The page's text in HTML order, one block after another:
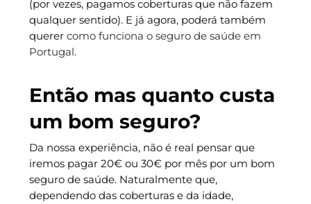
(por vezes, pagamos coberturas que não fazem
qualquer sentido). E já agora, poderá também
querer como funciona o seguro de saúde em
Portugal.
Então mas quanto custa
um bom seguro?
Da nossa experiência, não é real pensar que
iremos pagar 20€ ou 30€ por mês por um bom
seguro de saúde. Naturalmente que,
dependendo das coberturas e da idade,